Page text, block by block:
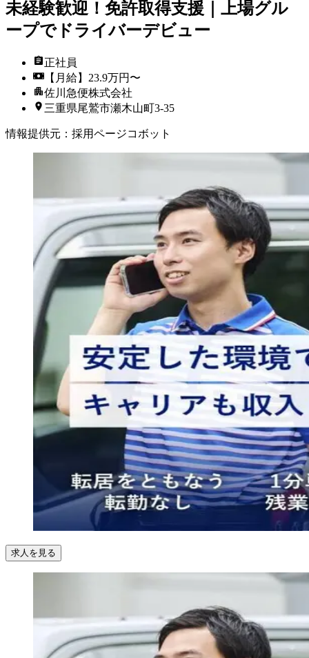
未経験歓迎！免許取得支援｜上場グル
ープでドライバーデビュー
正社員
【月給】23.9万円〜
佐川急便株式会社
三重県尾鷲市瀬木山町3-35
情報提供元 ： 採用ページコボット
求人を見る